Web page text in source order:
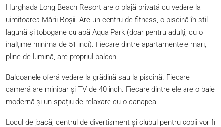
Hurghada Long Beach Resort are o plajă privată cu vedere la
uimitoarea Mării Roșii. Are un centru de fitness, o piscină în stil
lagună și tobogane cu apă Aqua Park (doar pentru adulți, cu o
înălțime minimă de 51 inci). Fiecare dintre apartamentele mari,
pline de lumină, are propriul balcon.
Balcoanele oferă vedere la grădină sau la piscină. Fiecare
cameră are minibar și TV de 40 inch. Fiecare dintre ele are o baie
modernă și un spațiu de relaxare cu o canapea.
Locul de joacă, centrul de divertisment și clubul pentru copii vor fi